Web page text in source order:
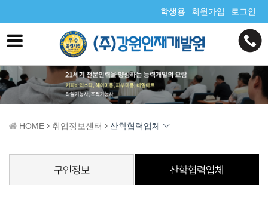
학생용 회원가입 로그인
HOME 취업정보센터 산학협력업체
구인정보 산학협력업체